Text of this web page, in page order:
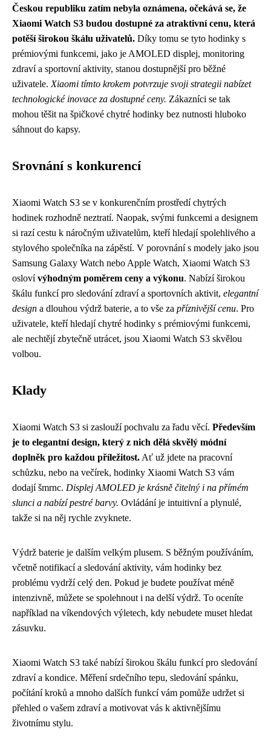
Českou republiku zatím nebyla oznámena, očekává se, že
Xiaomi Watch S3 budou dostupné za atraktivní cenu, která
potěší širokou škálu uživatelů. Díky tomu se tyto hodinky s
prémiovými funkcemi, jako je AMOLED displej, monitoring
zdraví a sportovní aktivity, stanou dostupnější pro běžné
uživatele. Xiaomi tímto krokem potvrzuje svoji strategii nabízet
technologické inovace za dostupné ceny. Zákazníci se tak
mohou těšit na špičkové chytré hodinky bez nutnosti hluboko
sáhnout do kapsy.
Srovnání s konkurencí
Xiaomi Watch S3 se v konkurenčním prostředí chytrých
hodinek rozhodně neztratí. Naopak, svými funkcemi a designem
si razí cestu k náročným uživatelům, kteří hledají spolehlivého a
stylového společníka na zápěstí. V porovnání s modely jako jsou
Samsung Galaxy Watch nebo Apple Watch, Xiaomi Watch S3
oslovívýhodným poměrem ceny a výkonu. Nabízí širokou
škálu funkcí pro sledování zdraví a sportovních aktivit, elegantní
design a dlouhou výdrž baterie, a to vše za příznivější cenu. Pro
uživatele, kteří hledají chytré hodinky s prémiovými funkcemi,
ale nechtějí zbytečně utrácet, jsou Xiaomi Watch S3 skvělou
volbou.
Klady
Xiaomi Watch S3 si zaslouží pochvalu za řadu věcí. Především
je to elegantní design, který z nich dělá skvělý módní
doplněk pro každou příležitost. Ať už jdete na pracovní
schůzku, nebo na večírek, hodinky Xiaomi Watch S3 vám
dodají šmrnc. Displej AMOLED je krásně čitelný i na přímém
slunci a nabízí pestré barvy. Ovládání je intuitivní a plynulé,
takže si na něj rychle zvyknete.
Výdrž baterie je dalším velkým plusem. S běžným používáním,
včetně notifikací a sledování aktivity, vám hodinky bez
problému vydrží celý den. Pokud je budete používat méně
intenzivně, můžete se spolehnout i na delší výdrž. To oceníte
například na víkendových výletech, kdy nebudete muset hledat
zásuvku.
Xiaomi Watch S3 také nabízí širokou škálu funkcí pro sledování
zdraví a kondice. Měření srdečního tepu, sledování spánku,
počítání kroků a mnoho dalších funkcí vám pomůže udržet si
přehled o vašem zdraví a motivovat vás k aktivnějšímu
životnímu stylu.